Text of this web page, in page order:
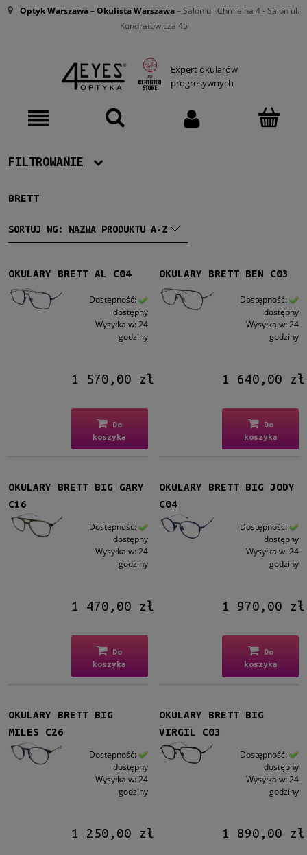
Optyk Warszawa–Okulista Warszawa– Salon ul. Chmielna 4 - Salon ul.
Kondratowicza 45
Expert okularów
progresywnych
FILTROWANIE
Producent
Brett (31)
Damskie(1)
Męskie
Okrągłe/Owalne(5)
Brązowy/Beżowy (3)
Szary
Srebrny
(2)
(20)
Rozmiar
Średnie
Duże
(4)
Nakładka przeciwsłoneczna
BRETT
SORTUJ WG: NAZWA PRODUKTU A-Z
OKULARY BRETT AL C04
Dostępność:
dostępny
Wysyłka w: 24
godziny
1 570,00 zł
Do
koszyka
OKULARY BRETT BEN C03
Dostępność:
dostępny
Wysyłka w: 24
godziny
1 640,00 zł
Do
koszyka
OKULARY BRETT BIG GARY
C16
Dostępność:
dostępny
Wysyłka w: 24
godziny
1 470,00 zł
Do
koszyka
OKULARY BRETT BIG JODY
C04
Dostępność:
dostępny
Wysyłka w: 24
godziny
1 970,00 zł
Do
koszyka
OKULARY BRETT BIG
MILES C26
Dostępność:
dostępny
Wysyłka w: 24
godziny
1 250,00 zł
OKULARY BRETT BIG
VIRGIL C03
Dostępność:
dostępny
Wysyłka w: 24
godziny
1 890,00 zł